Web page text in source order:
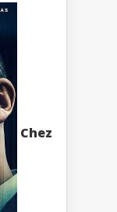
Chez